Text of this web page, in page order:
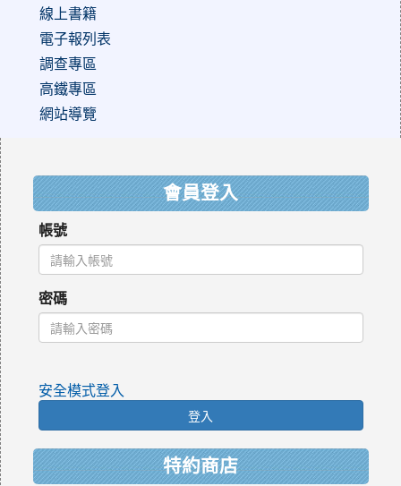
線上書籍
電子報列表
調查專區
高鐵專區
網站導覽
會員登入
帳號
密碼
安全模式登入
登入
特約商店